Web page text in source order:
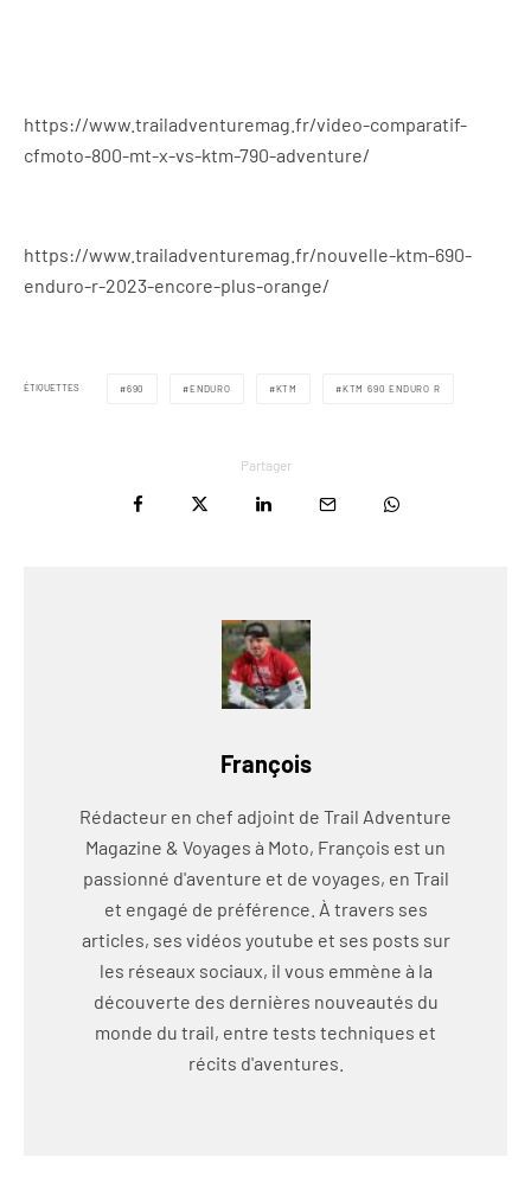
https://www.trailadventuremag.fr/video-comparatif-
cfmoto-800-mt-x-vs-ktm-790-adventure/
https://www.trailadventuremag.fr/nouvelle-ktm-690-
enduro-r-2023-encore-plus-orange/
ÉTIQUETTES 690 ENDURO KTM KTM 690 ENDURO R
Partager
François
Rédacteur en chef adjoint de Trail Adventure
Magazine & Voyages à Moto, François est un
passionné d'aventure et de voyages, en Trail
et engagé de préférence. À travers ses
articles, ses vidéos youtube et ses posts sur
les réseaux sociaux, il vous emmène à la
découverte des dernières nouveautés du
monde du trail, entre tests techniques et
récits d'aventures.